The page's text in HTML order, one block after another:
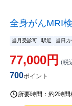
全身がんMRI
当月受診可 駅近 当日カ
77,000円 (税
700ポイント
所要時間： 約2時間